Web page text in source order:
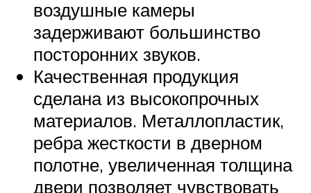
воздушные камеры
задерживают большинство
посторонних звуков.
Качественная продукция
сделана из высокопрочных
материалов. Металлопластик,
ребра жесткости в дверном
полотне, увеличенная толщина
двери позволяет чувствовать